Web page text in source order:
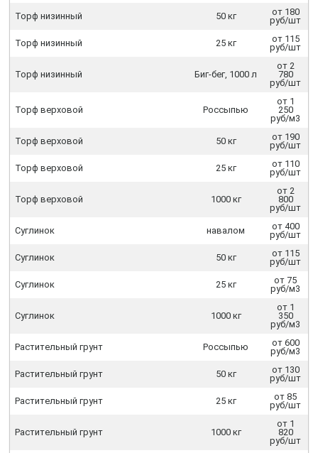
Торф низинный 50 кг
от 180
руб/шт
Торф низинный 25 кг
от 115
руб/шт
Торф низинный Биг-бег, 1000 л
от 2
780
руб/шт
Торф верховой Россыпью
от 1
250
руб/м3
Торф верховой 50 кг
от 190
руб/шт
Торф верховой 25 кг
от 110
руб/шт
Торф верховой 1000 кг
от 2
800
руб/шт
Суглинок навалом
от 400
руб/шт
Суглинок 50 кг
от 115
руб/шт
Суглинок 25 кг
от 75
руб/м3
Суглинок 1000 кг
от 1
350
руб/м3
Растительный грунт Россыпью
от 600
руб/м3
Растительный грунт 50 кг
от 130
руб/шт
Растительный грунт 25 кг
от 85
руб/шт
Растительный грунт 1000 кг
от 1
820
руб/шт